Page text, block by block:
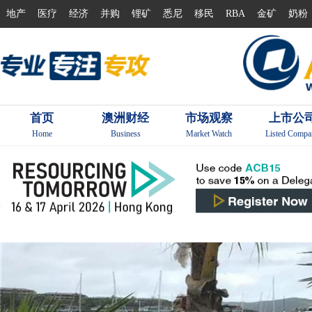
地产 医疗 经济 并购 锂矿 悉尼 移民 RBA 金矿 奶粉
首页
Home
澳洲财经
Business
市场观察
Market Watch
上市公
Listed